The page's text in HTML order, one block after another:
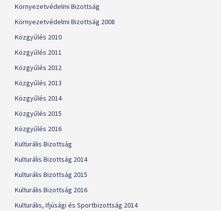
Környezetvédelmi Bizottság
Környezetvédelmi Bizottság 2008
Közgyűlés 2010
Közgyűlés 2011
Közgyűlés 2012
Közgyűlés 2013
Közgyűlés 2014
Közgyűlés 2015
Közgyűlés 2016
Kulturális Bizottság
Kulturális Bizottság 2014
Kulturális Bizottság 2015
Kulturális Bizottság 2016
Kulturális, Ifjúsági és Sportbizottság 2014